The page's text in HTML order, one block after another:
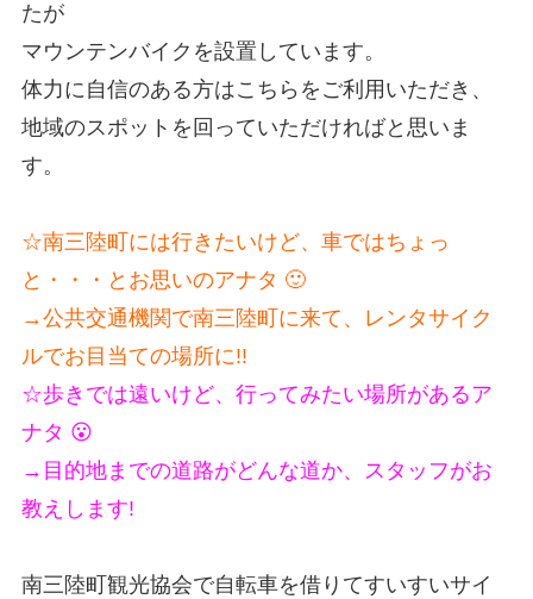
たが
マウンテンバイクを設置しています。
体力に自信のある方はこちらをご利用いただき、
地域のスポットを回っていただければと思いま
す。
☆南三陸町には行きたいけど、車ではちょっ
と・・・とお思いのアナタ 🙂
→公共交通機関で南三陸町に来て、レンタサイク
ルでお目当ての場所に!!
☆歩きでは遠いけど、行ってみたい場所があるア
ナタ 😮
→目的地までの道路がどんな道か、スタッフがお
教えします!
南三陸町観光協会で自転車を借りてすいすいサイ